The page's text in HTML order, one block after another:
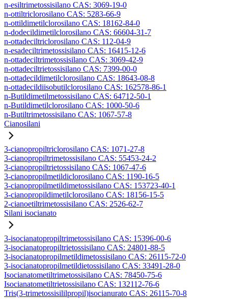
n-esiltrimetossisilano CAS: 3069-19-0
n-ottiltriclorosilano CAS: 5283-66-9
n-ottildimetilclorosilano CAS: 18162-84-0
n-dodecildimetilclorosilano CAS: 66604-31-7
n-ottadeciltriclorosilano CAS: 112-04-9
n-esadeciltrimetossisilano CAS: 16415-12-6
n-ottadeciltrimetossisilano CAS: 3069-42-9
n-ottadeciltrietossisilano CAS: 7399-00-0
n-ottadecildimetilclorosilano CAS: 18643-08-8
n-ottadecildiisobutilclorosilano CAS: 162578-86-1
n-Butildimetilmetossisilano CAS: 64712-50-1
n-Butildimetilclorosilano CAS: 1000-50-6
n-Butiltrimetossisilano CAS: 1067-57-8
Cianosilani
3-cianopropiltriclorosilano CAS: 1071-27-8
3-cianopropiltrimetossisilano CAS: 55453-24-2
3-cianopropiltrietossisilano CAS: 1067-47-6
3-cianopropilmetildiclorosilano CAS: 1190-16-5
3-cianopropilmetildimetossisilano CAS: 153723-40-1
3-cianopropildimetilclorosilano CAS: 18156-15-5
2-cianoetiltrimetossisilano CAS: 2526-62-7
Silani isocianato
3-isocianatopropiltrimetossisilano CAS: 15396-00-6
3-isocianatopropiltrietossisilano CAS: 24801-88-5
3-isocianatopropilmetildimetossisilano CAS: 26115-72-0
3-isocianatopropilmetildietossisilano CAS: 33491-28-0
Isocianatometiltrimetossisilano CAS: 78450-75-6
Isocianatometiltrietossisilano CAS: 132112-76-6
Tris(3-trimetossisililpropil)isocianurato CAS: 26115-70-8